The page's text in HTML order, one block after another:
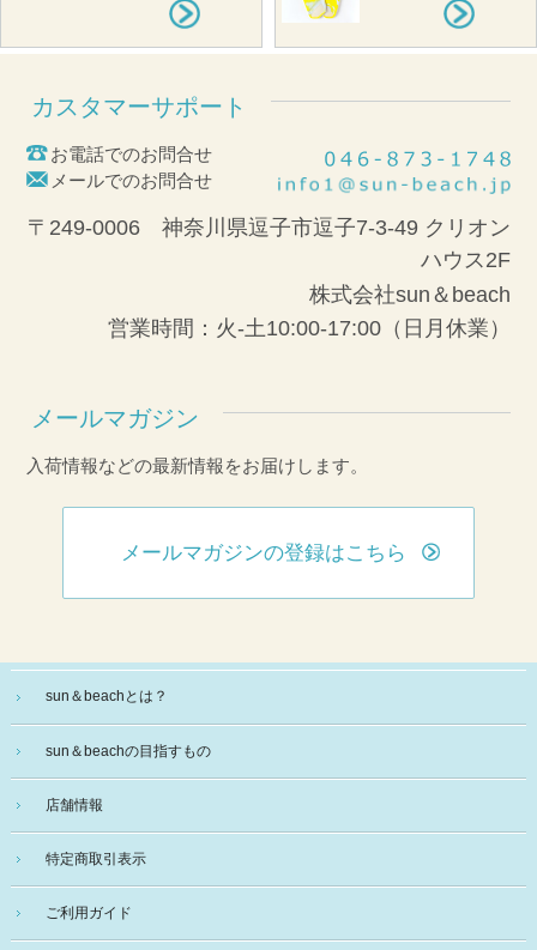
カスタマーサポート
お電話でのお問合せ
メールでのお問合せ
〒249-0006 神奈川県逗子市逗子7-3-49 クリオン
ハウス2F
株式会社sun＆beach
営業時間：火-土10:00-17:00（日月休業）
メールマガジン
入荷情報などの最新情報をお届けします。
メールマガジンの登録はこちら
sun＆beachとは？
sun＆beachの目指すもの
店舗情報
特定商取引表示
ご利用ガイド